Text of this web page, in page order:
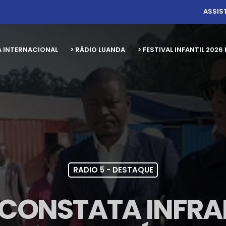
INTERNACIONAL > RÁDIO LUANDA > FESTIVAL INFANTIL
RADIO 5 - DESTAQUE